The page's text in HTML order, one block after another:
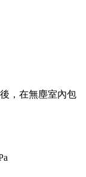
，在無塵室內包